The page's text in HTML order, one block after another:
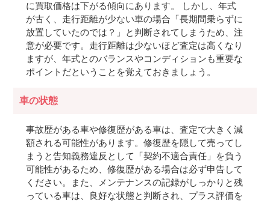
に買取価格は下がる傾向にあります。 しかし、年式
が古く、走行距離が少ない車の場合「長期間乗らずに
放置していたのでは？」と判断されてしまうため、注
意が必要です。走行距離は少ないほど査定は高くなり
ますが、年式とのバランスやコンディションも重要な
ポイントだということを覚えておきましょう。
車の状態
事故歴がある車や修復歴がある車は、査定で大きく減
額される可能性があります。修復歴を隠して売ってし
まうと告知義務違反として「契約不適合責任」を負う
可能性があるため、修復歴がある場合は必ず申告して
ください。また、メンテナンスの記録がしっかりと残
っている車は、良好な状態と判断され、プラス評価を